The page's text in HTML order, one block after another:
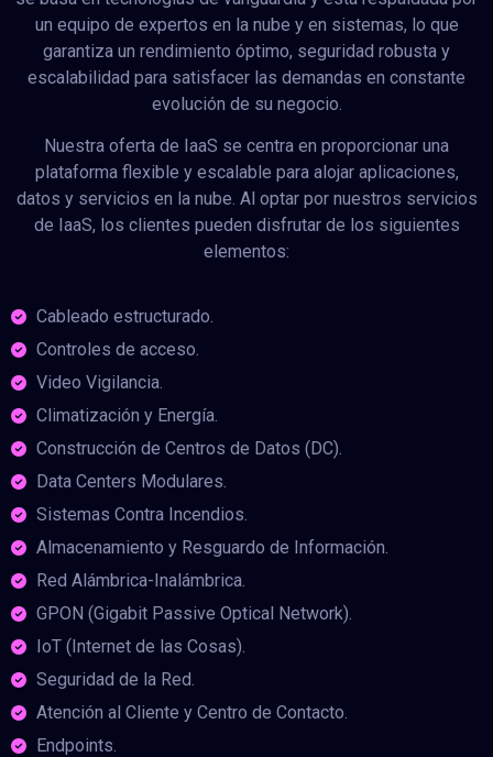
un equipo de expertos en la nube y en sistemas, lo que
garantiza un rendimiento óptimo, seguridad robusta y
escalabilidad para satisfacer las demandas en constante
evolución de su negocio.
Nuestra oferta de IaaS se centra en proporcionar una
plataforma flexible y escalable para alojar aplicaciones,
datos y servicios en la nube. Al optar por nuestros servicios
de IaaS, los clientes pueden disfrutar de los siguientes
elementos:
Cableado estructurado.
Controles de acceso.
Video Vigilancia.
Climatización y Energía.
Construcción de Centros de Datos (DC).
Data Centers Modulares.
Sistemas Contra Incendios.
Almacenamiento y Resguardo de Información.
Red Alámbrica-Inalámbrica.
GPON (Gigabit Passive Optical Network).
IoT (Internet de las Cosas).
Seguridad de la Red.
Atención al Cliente y Centro de Contacto.
Endpoints.